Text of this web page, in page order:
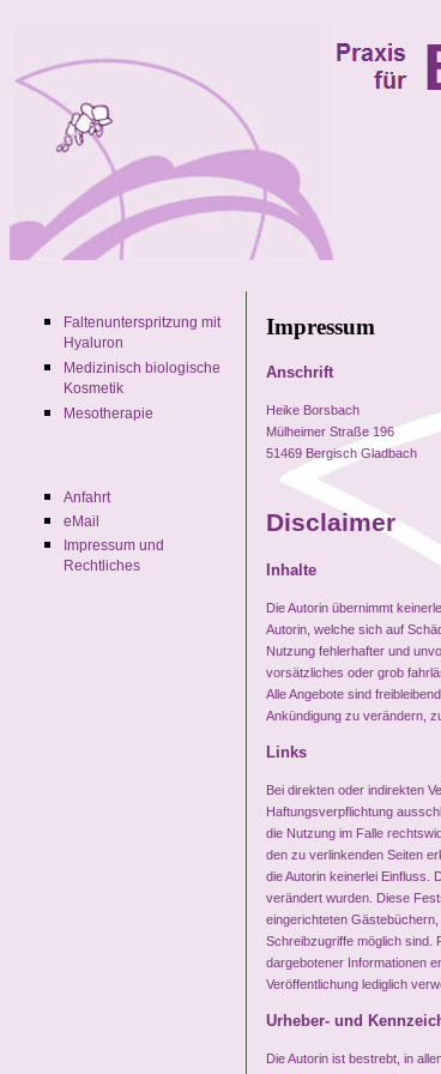
Faltenunterspritzung mit
Hyaluron
Medizinisch biologische
Kosmetik
Mesotherapie
Anfahrt
eMail
Impressum und
Rechtliches
Impressum
Anschrift
Heike Borsbach
Mülheimer Straße 196
51469 Bergisch Gladbach
Disclaimer
Inhalte
Die Autorin übernimmt
Autorin, welche sich auf
Nutzung fehlerhafter und
vorsätzliches oder grob
Alle Angebote sind
Ankündigung zu verändern,
Links
Bei direkten oder indirekten
Haftungsverpflichtung
die Nutzung im Falle
den zu verlinkenden Seiten
die Autorin keinerlei Einfluss.
verändert wurden. Diese
eingerichteten
Schreibzugriffe möglich sind.
dargebotener Informationen
Veröffentlichung lediglich
Urheber- und
Die Autorin ist bestrebt, in